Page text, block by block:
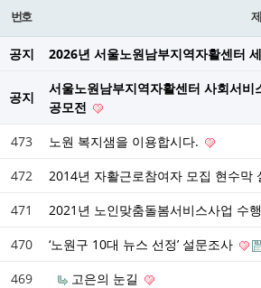
번호
공지 2026년 서울노원남부지역자활센터
공지
서울노원남부지역자활센터 사회서
공모전
473 노원 복지샘을 이용합시다.
472
2014년 자활근로참여자 모집 현수막
471
2021년 노인맞춤돌봄서비스사업 수
470
‘노원구 10대 뉴스 선정’ 설문조사
469
고은의 눈길